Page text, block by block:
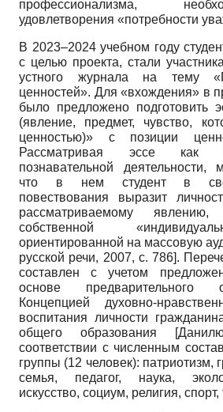
профессионализма,
удовлетворения «потребности
В 2023–2024 учебном году
с целью проекта, стали
устного журнала на тему
ценностей». Для «вхождения» в
было предложено подготовить
(явление, предмет, чувство,
ценностью)» с позиции
Рассматривая эссе как
познавательной
что в нем студент в
повествования выразит
рассматриваемому
собственной
ориентированной на массовую
русской речи, 2007, с. 786].
составлен с учетом
основе предварительного
Концепцией духовно-
воспитания личности
общего образования [
соответствии с численным
группы (12 человек): патриотизм,
семья, педагог, наука,
искусство, социум, религия, спорт,